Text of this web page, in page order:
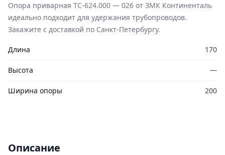
Опора приварная ТС-624.000 — 026 от ЗМК Континенталь
идеально подходит для удержания трубопроводов.
Закажите с доставкой по Санкт-Петербургу.
Длина 170
Высота —
Ширина опоры 200
Описание